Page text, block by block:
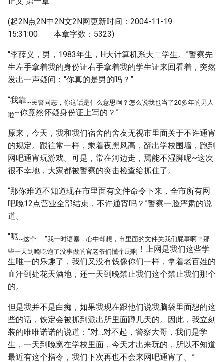
(起2N点2N中2N文2N网更新时间：2004-11-19
15:31:00 本章字数：5323)
“李薛义，男，1983年生，H大计算机系大二学生。”警察先
生左手拿着我的身份证右手拿着我的学生证来回看着，突然
发出一声疑问：“你真的是男的吗？”
“我靠~民警同志，你这话是什么意思啊？怎么说我也当了20多年的男人
啦~你竟然怀疑身份证上写的？”
原来，今天，我和我们宿舍的舍友无视市里面关于不许通宵
的规定。跟往常一样，乘着夜黑风高，翻出学校围墙，跑到
网吧通宵玩游戏。可是，常在河边走，焉能不湿脚呢~这次
很不幸地，大家都被警察的突击检查给抓住了。
“那你难道不知道现在市里面有文件命令下来，全市所有网
吧晚12点营业全部结束，不许通宵吗？”警察一脸严肃的说
道。
“呃~这个……”我一时语塞，心中却想，市里面的文件关我们屁事啊？那
些一天到晚吃饱了没事做的官老爷们懂个屁啊 ！上网是我们这些学
生唯一的乐趣了，我们又没有钱像你们一样，拿着老百姓的
血汗到处花天酒地，还一天到晚禁止我们这个禁止我们那个
的。
但是我并不是白痴，如果我现在跟他们说我脑袋里面想的这
些的话，铁定会被抓到派出所里面蹲几天的。因此，我立刻
装的唯唯诺诺的说道：“对…对不起，警察大哥，我们是学
生，一天到晚窝在学校里面，今天才出来玩的，所以不知道
最近有这个指令，我们下次再也不会来网吧通宵了。”